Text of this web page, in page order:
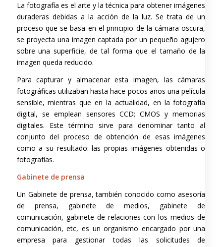
La fotografía es el arte y la técnica para obtener imágenes
duraderas debidas a la acción de la luz. Se trata de un
proceso que se basa en el principio de la cámara oscura,
se proyecta una imagen captada por un pequeño agujero
sobre una superficie, de tal forma que el tamaño de la
imagen queda reducido.
Para capturar y almacenar esta imagen, las cámaras
fotográficas utilizaban hasta hace pocos años una película
sensible, mientras que en la actualidad, en la fotografía
digital, se emplean sensores CCD; CMOS y memorias
digitales. Este término sirve para denominar tanto al
conjunto del proceso de obtención de esas imágenes
como a su resultado: las propias imágenes obtenidas o
fotografías.
Gabinete de prensa
Un Gabinete de prensa, también conocido como asesoría
de prensa, gabinete de medios, gabinete de
comunicación, gabinete de relaciones con los medios de
comunicación, etc, es un organismo encargado por una
empresa para gestionar todas las solicitudes de